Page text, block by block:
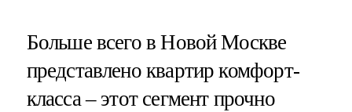
Больше всего в Новой Москве
представлено квартир комфорт-
класса – этот сегмент прочно